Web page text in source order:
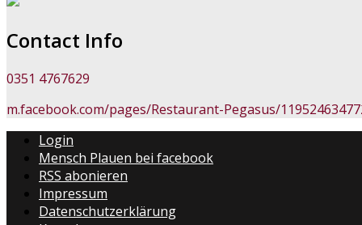
Contact Info
0351 4767629
m.facebook.com/pages/Restaurant-Pegasus/
Login
Mensch Plauen bei facebook
RSS abonieren
Impressum
Datenschutzerklärung